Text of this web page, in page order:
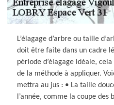
L’élagage d’arbre ou taille
doit être faite dans un cadre
période d’élagage idéale,
de la méthode à appliquer.
mettra au jus : • La taille
l’année, comme la coupe